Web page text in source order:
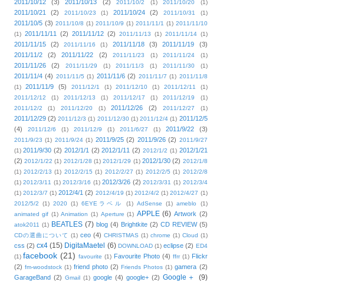
2011/10/12
(3) 2011/10/13 (2) 2011/10/2 (1) 2011/10/20 (1)
2011/10/21 (2) 2011/10/23 (1) 2011/10/24 (2) 2011/10/31 (1)
2011/10/5 (3) 2011/10/8 (1) 2011/10/9 (1) 2011/11/1 (1) 2011/11/10
(1) 2011/11/11 (2) 2011/11/12 (2) 2011/11/13 (1) 2011/11/14 (1)
2011/11/15 (2) 2011/11/16 (1) 2011/11/18 (3) 2011/11/19
(3)
2011/11/2
(2) 2011/11/22 (2) 2011/11/23 (1) 2011/11/24 (1)
2011/11/26 (2) 2011/11/29 (1) 2011/11/3 (1) 2011/11/30 (1)
2011/11/4 (4) 2011/11/5 (1) 2011/11/6 (2) 2011/11/7 (1) 2011/11/8
(1)
2011/11/9 (5) 2011/12/1 (1) 2011/12/10 (1) 2011/12/11
(1)
2011/12/12
(1) 2011/12/13 (1) 2011/12/17 (1) 2011/12/19
(1)
2011/12/2
(1) 2011/12/20 (1) 2011/12/26 (2) 2011/12/27 (1)
2011/12/29 (2) 2011/12/3 (1) 2011/12/30 (1) 2011/12/4 (1) 2011/12/5
(4)
2011/12/6 (1) 2011/12/9 (1) 2011/6/27 (1) 2011/9/22 (3)
2011/9/23 (1) 2011/9/24 (1) 2011/9/25 (2) 2011/9/26 (2) 2011/9/27
(1) 2011/9/30 (2) 2012/1/1 (2) 2012/1/11 (2) 2012/1/2 (1) 2012/1/21
(2) 2012/1/22 (1) 2012/1/28 (1) 2012/1/29 (1) 2012/1/30 (2) 2012/1/8
(1) 2012/2/13 (1) 2012/2/15 (1) 2012/2/27 (1) 2012/2/5 (1) 2012/2/8
(1) 2012/3/11 (1) 2012/3/16 (1) 2012/3/26 (2) 2012/3/31 (1) 2012/3/4
(1) 2012/3/7 (1) 2012/4/1 (2) 2012/4/19 (1) 2012/4/2 (1) 2012/4/27 (1)
2012/5/2
(1) 2020 (1) 6EYEラベル (1) AdSense (1) ameblo
(1)
animated gif (1) Animation (1) Aperture (1) APPLE (6) Artwork (2)
atok2011 (1) BEATLES (7) blog (4) Brightkite (2) CD REVIEW (5)
CDの選曲について (1) ceo (4) CHRISTMAS (1) chrome (1) Cloud (1)
css (2) cx4 (15) DigitaMaetel (6) DOWNLOAD (1) eclipse (2) ED4
(1) facebook (21) favourite (1) Favourite Photo (4) ffrr (1) Flickr
(2) fm-woodstock (1) friend photo (2) Friends Photos (1) gamera (2)
GarageBand (2) Gmail (1) google (4) google+ (2) Google＋ (9)